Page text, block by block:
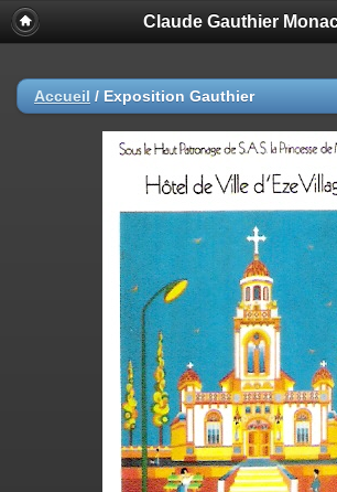
Claude Gauthier
Accueil / Exposition Gauthier